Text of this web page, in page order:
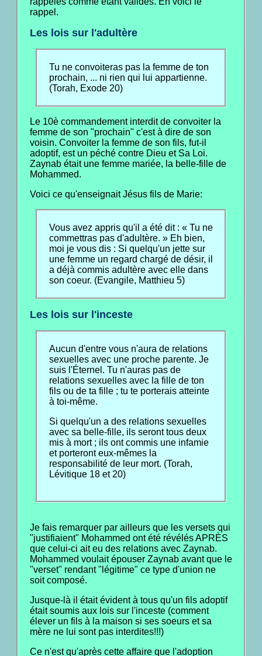
rappel.
Les lois sur l'adultère
Tu ne convoiteras pas la femme de ton
prochain, ... ni rien qui lui appartienne.
(Torah, Exode 20)
Le 10è commandement interdit de convoiter la
femme de son "prochain" c'est à dire de son
voisin. Convoiter la femme de son fils, fut-il
adoptif, est un péché contre Dieu et Sa Loi.
Zaynab était une femme mariée, la belle-fille de
Mohammed.
Voici ce qu'enseignait Jésus fils de Marie:
Vous avez appris qu'il a été dit : « Tu ne
commettras pas d'adultère. » Eh bien,
moi je vous dis : Si quelqu'un jette sur
une femme un regard chargé de désir, il
a déjà commis adultère avec elle dans
son coeur. (Evangile, Matthieu 5)
Les lois sur l'inceste
Aucun d'entre vous n'aura de relations
sexuelles avec une proche parente. Je
suis l'Éternel. Tu n'auras pas de
relations sexuelles avec la fille de ton
fils ou de ta fille ; tu te porterais atteinte
à toi-même.
Si quelqu'un a des relations sexuelles
avec sa belle-fille, ils seront tous deux
mis à mort ; ils ont commis une infamie
et porteront eux-mêmes la
responsabilité de leur mort. (Torah,
Lévitique 18 et 20)
Je fais remarquer par ailleurs que les versets qui
"justifiaient" Mohammed ont été révélés APRÈS
que celui-ci ait eu des relations avec Zaynab.
Mohammed voulait épouser Zaynab avant que le
"verset" rendant "légitime" ce type d'union ne
soit composé.
Jusque-là il était évident à tous qu'un fils adoptif
était soumis aux lois sur l'inceste (comment
élever un fils à la maison si ses soeurs et sa
mère ne lui sont pas interdites!!!)
Ce n'est qu'après cette affaire que l'adoption